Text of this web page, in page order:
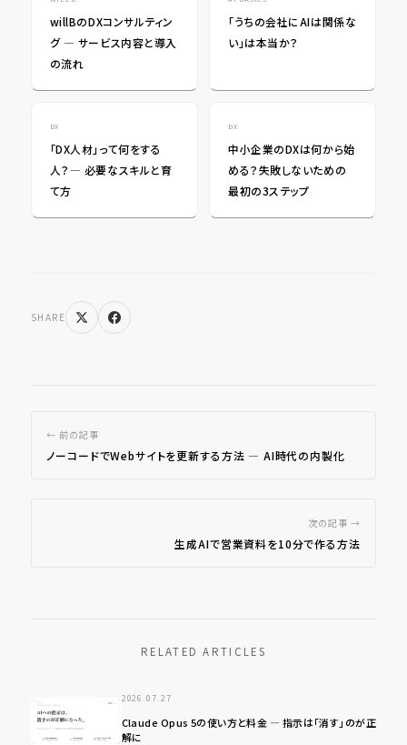
willBのDXコンサルティン
グ ― サービス内容と導入
の流れ
「うちの会社にAIは関係な
い」は本当か？
DX
「DX人材」って何をする
人？― 必要なスキルと育
て方
DX
中小企業のDXは何から始
める？失敗しないための
最初の3ステップ
SHARE
← 前の記事
ノーコードでWebサイトを更新する方法 ― AI時代の内製化
次の記事 →
生成AIで営業資料を10分で作る方法
RELATED ARTICLES
2026.07.27
Claude Opus 5の使い方と料金 ― 指示は「消す」のが正
解に